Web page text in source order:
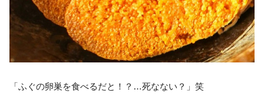
「ふぐの卵巣を食べるだと！？…死なない？」笑